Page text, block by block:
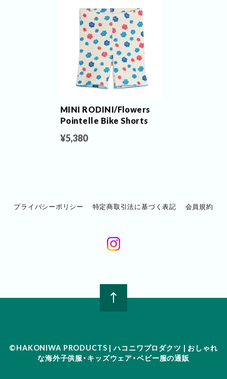
MINI RODINI/Flowers
Pointelle Bike Shorts
¥5,380
プライバシーポリシー 特定商取引法に基づく表記 会員規約
©︎HAKONIWA PRODUCTS | ハコニワプロダクツ | おしゃれ
な海外子供服・キッズウェア・ベビー服の通販